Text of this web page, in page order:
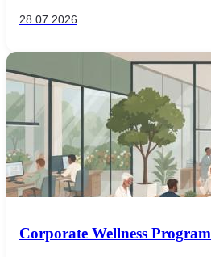
28.07.2026
Corporate Wellness